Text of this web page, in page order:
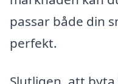
passar både din
perfekt.